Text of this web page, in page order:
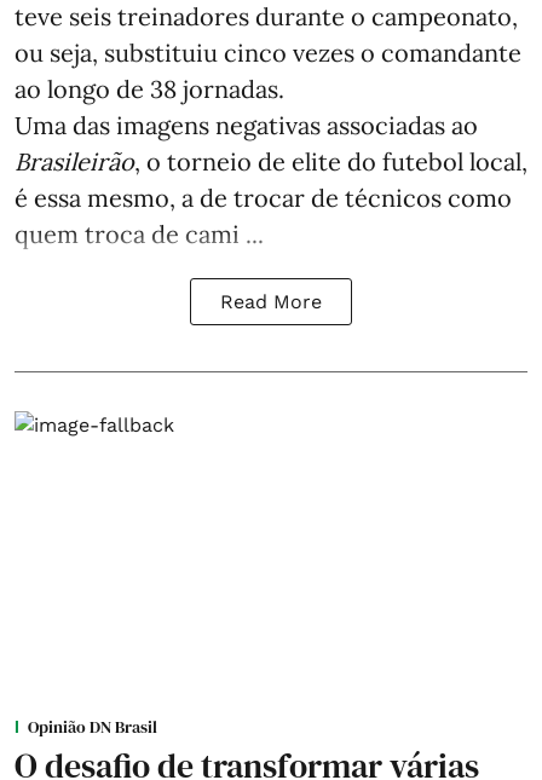
teve seis treinadores durante o campeonato,
ou seja, substituiu cinco vezes o comandante
ao longo de 38 jornadas.
Uma das imagens negativas associadas ao
Brasileirão, o torneio de elite do futebol local,
é essa mesmo, a de trocar de técnicos como
quem troca de cami ...
Read More
Opinião DN Brasil
O desafio de transformar várias